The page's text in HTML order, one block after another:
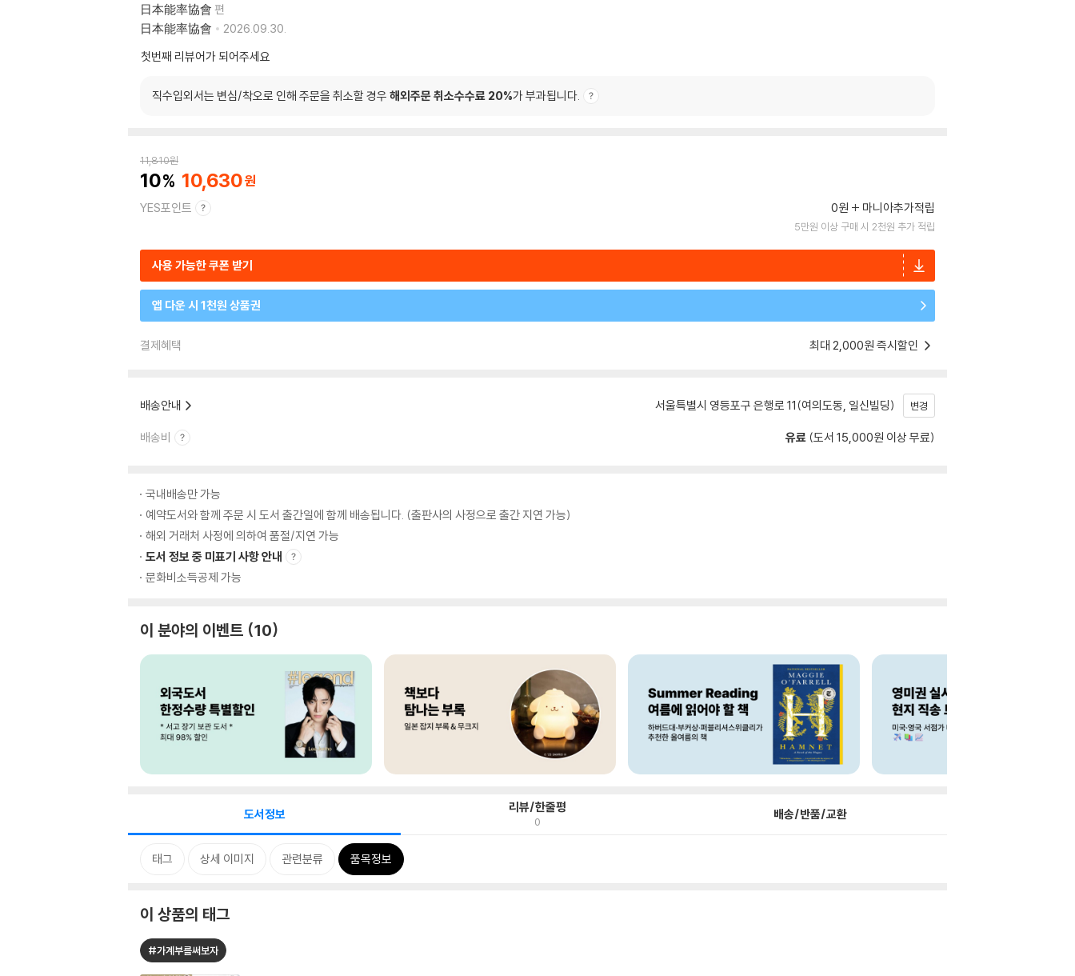
日本能率協會 편
日本能率協會
2026.09.30.
첫번째 리뷰어가 되어주세요
직수입외서는 변심/착오로 인해 주문을 취소할 경우 해외주문 취소수수료 20%가 부과됩니다.
11,810원
10 10,630
YES포인트 0원 마니아추가적립
5만원 이상 구매 시 2천원 추가 적립
사용 가능한 쿠폰 받기
앱 다운 시 1천원 상품권
결제혜택 최대 2,000원 즉시할인
배송안내 서울특별시 영등포구 은행로 11(여의도동, 일신빌딩) 변경
배송비 유료 (도서 15,000원 이상 무료)
국내배송만 가능
예약도서와 함께 주문 시 도서 출간일에 함께 배송됩니다. (출판사의 사정으로 출간 지연 가능)
해외 거래처 사정에 의하여 품절/지연 가능
도서 정보 중 미표기 사항 안내
문화비소득공제 가능
이 분야의 이벤트 10
도서정보 리뷰/한줄평
0 배송/반품/교환
태그 상세 이미지 관련분류 품목정보
이 상품의 태그
#가계부를써보자